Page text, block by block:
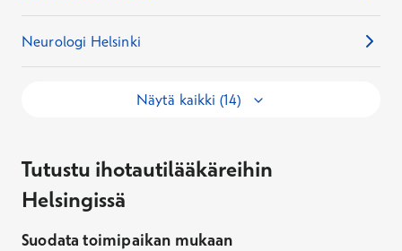
Neurologi Helsinki
Näytä kaikki (14)
Tutustu ihotautilääkäreihin
Helsingissä
Suodata toimipaikan mukaan